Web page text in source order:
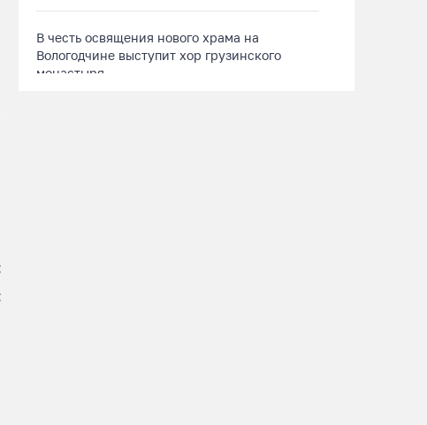
В честь освящения нового храма на
Вологодчине выступит хор грузинского
монастыря